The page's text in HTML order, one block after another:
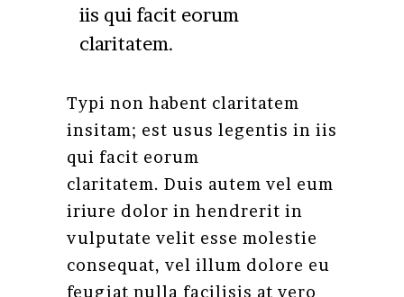
iis qui facit eorum
claritatem.
Typi non habent claritatem
insitam; est usus legentis in iis
qui facit eorum
claritatem. Duis autem vel eum
iriure dolor in hendrerit in
vulputate velit esse molestie
consequat, vel illum dolore eu
feugiat nulla facilisis at vero